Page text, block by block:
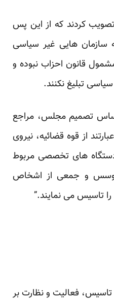
کردند که از این پس
سازمان هایی غیر سیاسی
قانون احزاب نبوده و
سیاسی تبلیغ نکنند.
تصمیم مجلس، مراجع
از قوه قضائیه، نیروی
دستگاه های تخصصی مربوط
و جمعی از اشخاص
تاسیس می نمایند.”
فعالیت و نظارت بر